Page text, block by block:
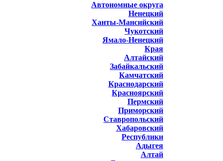
Автономные округа
Ненецкий
Ханты-Мансийский
Чукотский
Ямало-Ненецкий
Края
Алтайский
Забайкальский
Камчатский
Краснодарский
Красноярский
Пермский
Приморский
Ставропольский
Хабаровский
Республики
Адыгея
Алтай